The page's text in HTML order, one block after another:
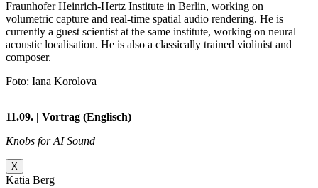
Fraunhofer Heinrich-Hertz Institute in Berlin, working on
volumetric capture and real-time spatial audio rendering. He is
currently a guest scientist at the same institute, working on neural
acoustic localisation. He is also a classically trained violinist and
composer.
Foto: Iana Korolova
11.09. | Vortrag (Englisch)
Knobs for AI Sound
X
Katia Berg